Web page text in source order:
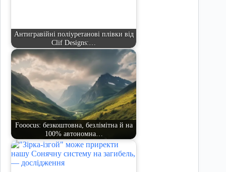
Антигравійні поліуретанові плівки від
Clif Designs:…
Fooocus: безкоштовна, безлімітна й на
100% автономна…